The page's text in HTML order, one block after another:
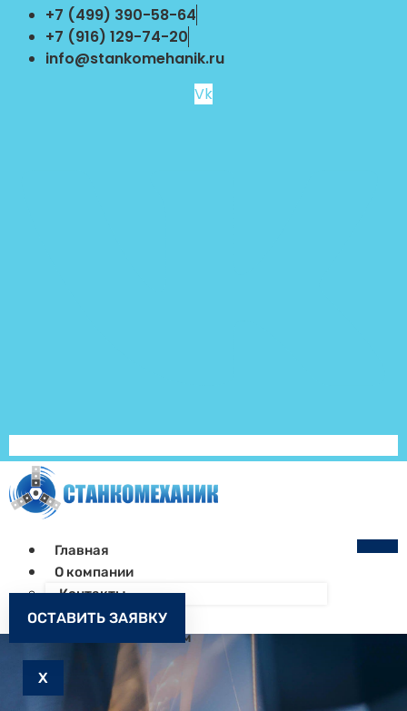
Перейти
содержимому
+7 (499) 390-58-64
+7 (916) 129-74-20
info@stankomehanik.ru
Vk
Главная
О компании
Контакты
Как заказать
Запчасти к станкам
X
ОСТАВИТЬ ЗАЯВКУ